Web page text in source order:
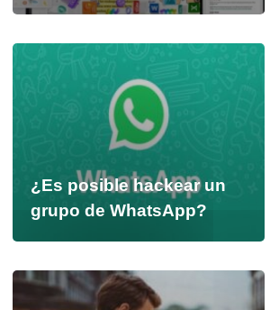
¿Es posible hackear un
grupo de WhatsApp?